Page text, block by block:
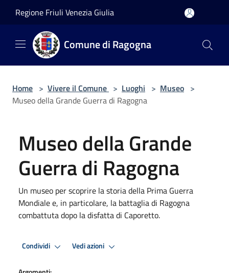
Regione Friuli Venezia Giulia
Comune di Ragogna
Home > Vivere il Comune > Luoghi > Museo >
Museo della Grande Guerra di Ragogna
Museo della Grande
Guerra di Ragogna
Un museo per scoprire la storia della Prima Guerra
Mondiale e, in particolare, la battaglia di Ragogna
combattuta dopo la disfatta di Caporetto.
Condividi Vedi azioni